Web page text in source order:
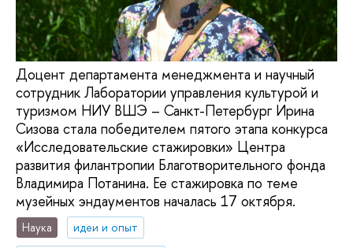
Доцент департамента менеджмента и научный
сотрудник Лаборатории управления культурой и
туризмом НИУ ВШЭ – Санкт-Петербург Ирина
Сизова стала победителем пятого этапа конкурса
«Исследовательские стажировки» Центра
развития филантропии Благотворительного фонда
Владимира Потанина. Ее стажировка по теме
музейных эндаументов началась 17 октября.
Наука
идеи и опыт